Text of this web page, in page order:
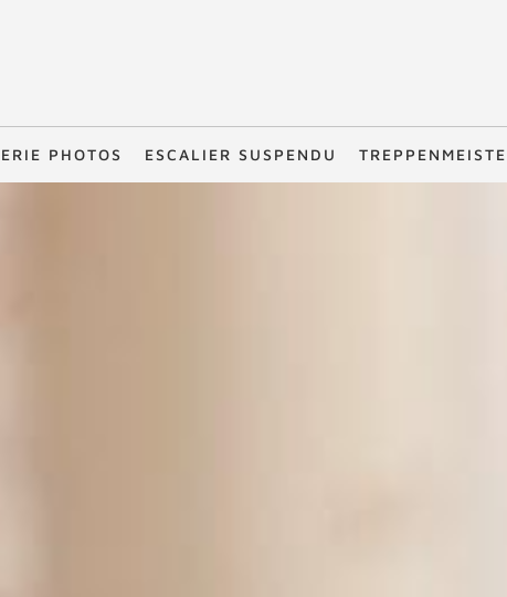
PHOTOS ESCALIER SUSPENDU